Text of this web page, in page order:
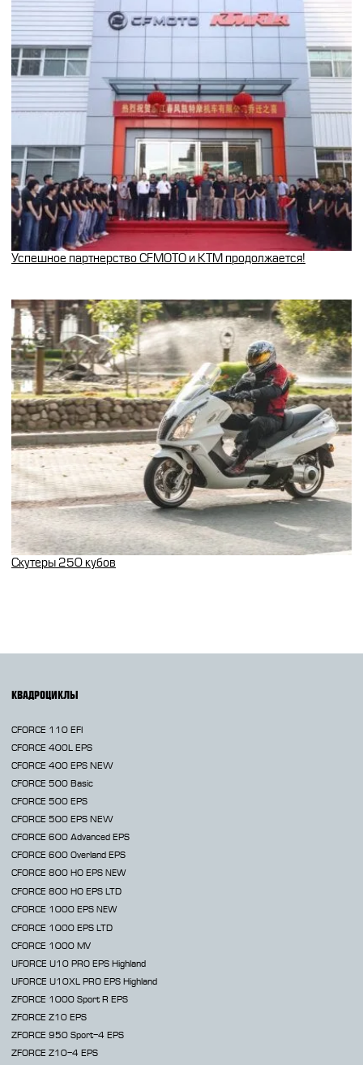
Успешное партнерство CFMOTO и KTM продолжается!
Скутеры 250 кубов
КВАДРОЦИКЛЫ
CFORCE 110 EFI
CFORCE 400L EPS
CFORCE 400 EPS NEW
CFORCE 500 Basic
CFORCE 500 EPS
CFORCE 500 EPS NEW
CFORCE 600 Advanced EPS
CFORCE 600 Overland EPS
CFORCE 800 HO EPS NEW
CFORCE 800 HO EPS LTD
CFORCE 1000 EPS NEW
CFORCE 1000 EPS LTD
CFORCE 1000 MV
UFORCE U10 PRO EPS Highland
UFORCE U10XL PRO EPS Highland
ZFORCE 1000 Sport R EPS
ZFORCE Z10 EPS
ZFORCE 950 Sport-4 EPS
ZFORCE Z10-4 EPS